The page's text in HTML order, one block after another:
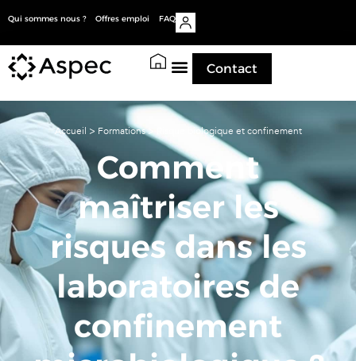
Qui sommes nous ? Offres emploi FAQ
Contact
Accueil > Formations> Risque biologique et confinement
Comment
maîtriser les
risques dans les
laboratoires de
confinement